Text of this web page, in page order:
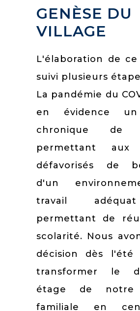
GENÈSE DU
VILLAGE
L'élaboration de
suivi plusieurs
La pandémie du
en évidence
chronique de
permettant aux
défavorisés de
d'un
travail
permettant de
scolarité. Nous
décision dès l'été
transformer le
étage de notre
familiale en